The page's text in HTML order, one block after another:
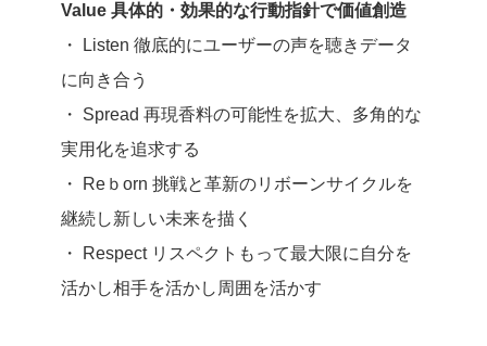
Value 具体的・効果的な行動指針で価値創造
・ Listen 徹底的にユーザーの声を聴きデータ
に向き合う
・ Spread 再現香料の可能性を拡大、多角的な
実用化を追求する
・ Reｂorn 挑戦と革新のリボーンサイクルを
継続し新しい未来を描く
・ Respect リスペクトもって最大限に自分を
活かし相手を活かし周囲を活かす